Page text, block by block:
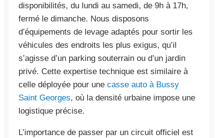
disponibilités, du lundi au samedi, de 9h à 17h,
fermé le dimanche. Nous disposons
d’équipements de levage adaptés pour sortir les
véhicules des endroits les plus exigus, qu’il
s’agisse d’un parking souterrain ou d’un jardin
privé. Cette expertise technique est similaire à
celle déployée pour une casse auto à Bussy
Saint Georges, où la densité urbaine impose une
logistique précise.
L’importance de passer par un circuit officiel est